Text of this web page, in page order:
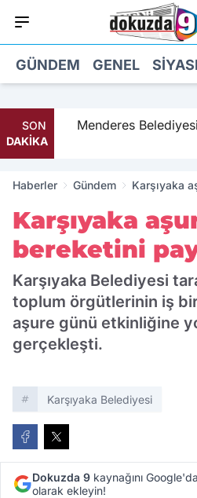
GÜNDEM GENEL
SON
DAKİKA
geldi Menderes Belediyesi
Haberler Gündem Karşıyaka
Karşıyaka
bereketini
Karşıyaka Belediyesi
toplum örgütlerinin iş
aşure günü etkinliğine
gerçekleşti.
Karşıyaka Belediyesi
Dokuzda 9 kaynağını
olarak ekleyin!